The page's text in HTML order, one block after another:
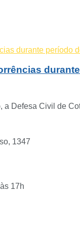
a Defesa Civil de
1347
17h